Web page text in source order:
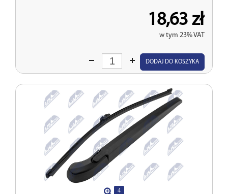
18,63 zł
w tym 23% VAT
Wprowadź
DODAJ DO KOSZYKA
4